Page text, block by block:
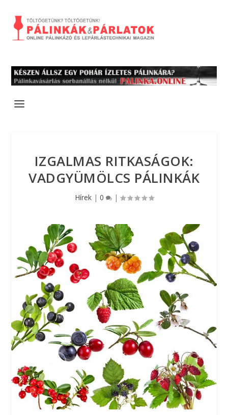
IZGALMAS RITKASÁGOK:
VADGYÜMÖLCS PÁLINKÁK
Hírek| 0 |